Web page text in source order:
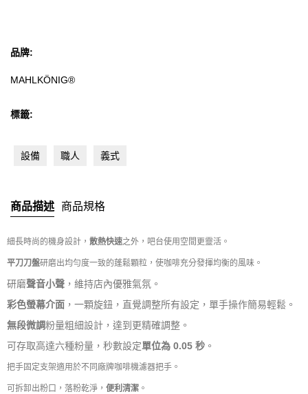
MANDRITECH
Robot coupe
其他品牌
品牌:
MAHLKÖNIG®
標籤:
設備 職人 義式
商品描述 商品規格
細長時尚的機身設計， 散熱快速之外，吧台使用空間更靈活。
平刀刀盤研磨出均勻度一致的蓬鬆顆粒，使咖啡充分發揮均衡的風味。
研磨聲音小聲 ，維持店內優雅氣氛。
彩色螢幕介面 ，一顆旋鈕，直覺調整所有設定，單手操作簡易輕鬆。
無段微調粉量粗細設計，達到更精確調整。
可存取高達六種粉量，秒數設定單位為 0.05 秒 。
把手固定支架適用於不同廠牌咖啡機濾器把手。
可拆卸出粉口，落粉乾淨， 便利清潔 。